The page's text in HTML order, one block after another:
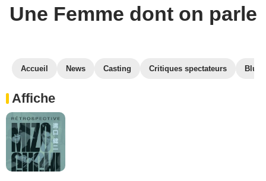
Une Femme dont on parle
Accueil News Casting Critiques spectateurs Blu-
Affiche